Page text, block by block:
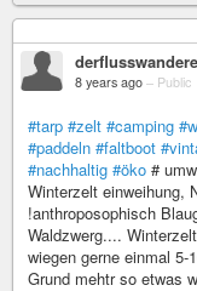
8 years ago – Public
#tarp #zelt #camping
#paddeln #faltboot
#nachhaltig #öko #
Winterzelt einweihung,
!anthroposophisch
Waldzwerg....
wiegen gerne einmal
Grund mehtr so etwas